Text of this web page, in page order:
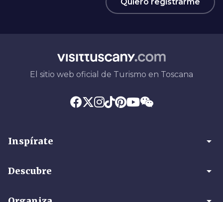
El sitio web oficial de Turismo en Toscana
Inspírate arrow_drop_down
Descubre arrow_drop_down